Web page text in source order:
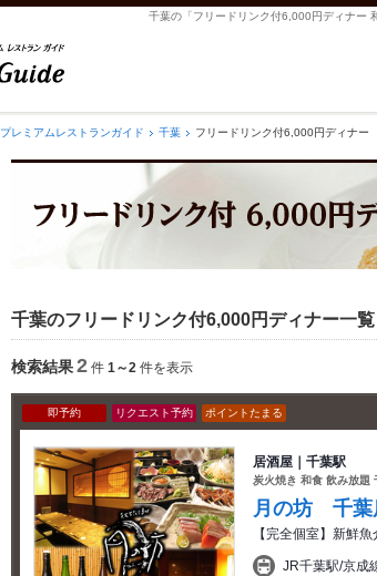
千葉の「フリードリンク付6,000円ディナー
プレミアムレストランガイド 千葉 フリードリンク付6,000円ディナー
千葉のフリードリンク付6,000円ディナー一覧
検索結果2 件 1～2 件を表示
即予約 リクエスト予約 ポイントたまる
居酒屋｜千葉駅
炭火焼き 和食 飲み放題
月の坊 千葉
【完全個室】新鮮
JR千葉駅/京成